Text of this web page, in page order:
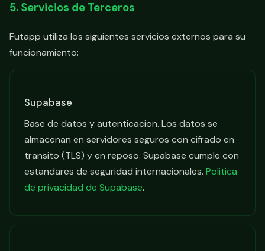
5. Servicios de Terceros
Futapp utiliza los siguientes servicios externos para su
funcionamiento:
Supabase
Base de datos y autenticacion. Los datos se
almacenan en servidores seguros con cifrado en
transito (TLS) y en reposo. Supabase cumple con
estandares de seguridad internacionales. Politica
de privacidad de Supabase.